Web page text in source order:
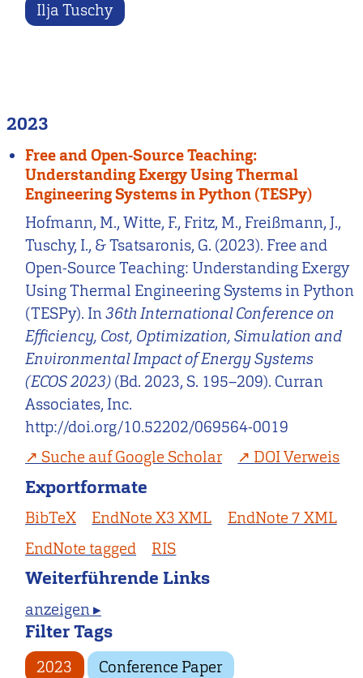
Ilja Tuschy
2023
Free and Open-Source Teaching:
Understanding Exergy Using Thermal
Engineering Systems in Python (TESPy)
Hofmann, M., Witte, F., Fritz, M., Freißmann, J.,
Tuschy, I., & Tsatsaronis, G. (2023). Free and
Open-Source Teaching: Understanding Exergy
Using Thermal Engineering Systems in Python
(TESPy). In36th International Conference on
Efficiency, Cost, Optimization, Simulation and
Environmental Impact of Energy Systems
(ECOS 2023) (Bd. 2023, S. 195–209). Curran
Associates, Inc.
http://doi.org/10.52202/069564-0019
Suche auf Google Scholar
DOI Verweis
Exportformate
BibTeX EndNote X3 XML
EndNote 7 XML
EndNote tagged
RIS
Weiterführende Links
anzeigen ▸
Filter Tags
2023 Conference Paper